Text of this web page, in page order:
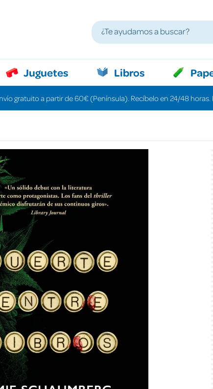
Juguetes Libros
gratuito a partir de 60€ (Península). Recíbelo en 24/48 horas.